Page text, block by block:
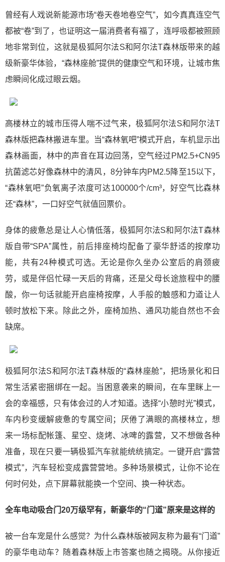
曾经有人戏说新能源市场“卷天卷地卷空气”，如今真真连空气
都被“卷”到了，也证明这一届消费者有福了，连呼吸都被照顾
地非常到位，这就是极狐阿尔法S和阿尔法T森林版带来的越
级新豪华体验，“森林座舱”提供的健康空气和环境，让城市焦
虑瞬间化成过眼云烟。
高楼林立的城市压得人喘不过气来，极狐阿尔法S和阿尔法T
森林版把森林搬进车里。当“森林氧吧”模式开启，车机显示出
森林画面，林中的声音在耳边回荡，空气经过PM2.5+CN95
抗菌滤芯好像森林中的清风，8分钟车内PM2.5降至15以下，
“森林氧吧”负氧离子浓度可达100000个/cm³，好空气比森林
还“森林”，一口好空气就值回票价。
身体的疲惫总是让人心情低落，极狐阿尔法S和阿尔法T森林
版自带“SPA”属性，前后排座椅均配备了豪华舒适的按摩功
能，共有24种模式可选。无论是你久坐办公室后的肩颈疲
劳，或是伴侣忙碌一天后的背痛，还是父母长途旅程中的腰
酸，你一句话就能开启座椅按摩，人手般的触感和力道让人
顿时放松下来。除此之外，座椅加热、通风功能自然也不会
缺席。
极狐阿尔法S和阿尔法T森林版的“森林座舱”，把场景化和日
常生活紧密捆绑在一起。当困意袭来的瞬间，在车里眯上一
会的幸福感，只有体会过的人才知道。选择“小憩时光”模式，
车内秒变缓解疲惫的专属空间；厌倦了满眼的高楼林立，想
来一场标配帐篷、星空、烧烤、冰啤的露营，又不想做各种
准备，现在只要一辆极狐汽车就能统统搞定。一键开启“露营
模式”，汽车轻松变成露营营地。多种场景模式，让你不论在
何时何处，点下屏幕就能换一个空间、换一种状态。
全车电动吸合门20万级罕有，新豪华的“门道”原来是这样的
被一台车宠是什么感觉？为什么森林版被网友称为最有“门道”
的豪华电动车？随着森林版上市答案也随之揭晓。从你接近